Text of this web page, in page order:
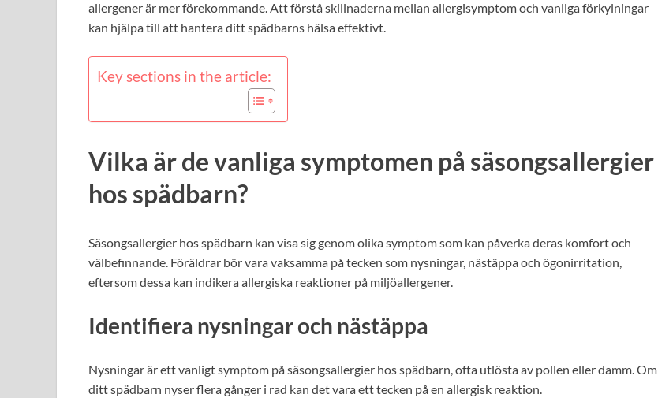
allergener är mer förekommande. Att förstå skillnaderna mellan allergisymptom och vanliga förkylningar
kan hjälpa till att hantera ditt spädbarns hälsa effektivt.
Key sections in the article:
Vilka är de vanliga symptomen på säsongsallergier
hos spädbarn?
Säsongsallergier hos spädbarn kan visa sig genom olika symptom som kan påverka deras komfort och
välbefinnande. Föräldrar bör vara vaksamma på tecken som nysningar, nästäppa och ögonirritation,
eftersom dessa kan indikera allergiska reaktioner på miljöallergener.
Identifiera nysningar och nästäppa
Nysningar är ett vanligt symptom på säsongsallergier hos spädbarn, ofta utlösta av pollen eller damm. Om
ditt spädbarn nyser flera gånger i rad kan det vara ett tecken på en allergisk reaktion.